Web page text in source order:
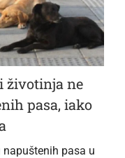
životinja ne
pasa, iako
pasa u